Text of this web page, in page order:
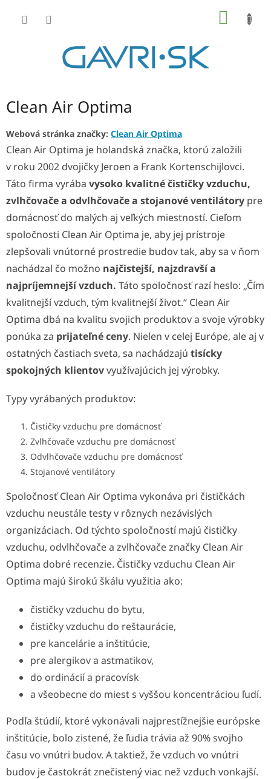
Clean Air Optima
Webová stránka značky: Clean Air Optima
Clean Air Optima je holandská značka, ktorú založili
v roku 2002 dvojičky Jeroen a Frank Kortenschijlovci.
Táto firma vyrába vysoko kvalitné čističky vzduchu,
zvlhčovače a odvlhčovače a stojanové ventilátory pre
domácnosť do malých aj veľkých miestností. Cieľom
spoločnosti Clean Air Optima je, aby jej prístroje
zlepšovali vnútorné prostredie budov tak, aby sa v ňom
nachádzal čo možno najčistejší, najzdravší a
najpríjemnejší vzduch. Táto spoločnosť razí heslo: „Čím
kvalitnejší vzduch, tým kvalitnejší život.“ Clean Air
Optima dbá na kvalitu svojich produktov a svoje výrobky
ponúka za prijateľné ceny. Nielen v celej Európe, ale aj v
ostatných častiach sveta, sa nachádzajú tisícky
spokojných klientovvyužívajúcich jej výrobky.
Typy vyrábaných produktov:
Čističky vzduchu pre domácnosť
Zvlhčovače vzduchu pre domácnosť
Odvlhčovače vzduchu pre domácnosť
Stojanové ventilátory
Spoločnosť Clean Air Optima vykonáva pri čističkách
vzduchu neustále testy v rôznych nezávislých
organizáciach. Od týchto spoločností majú čističky
vzduchu, odvlhčovače a zvlhčovače značky Clean Air
Optima dobré recenzie. Čističky vzduchu Clean Air
Optima majú širokú škálu využitia ako:
čističky vzduchu do bytu,
čističky vzduchu do reštaurácie,
pre kancelárie a inštitúcie,
pre alergikov a astmatikov,
do ordinácií a pracovísk
a všeobecne do miest s vyššou koncentráciou ľudí.
Podľa štúdií, ktoré vykonávali najprestížnejšie európske
inštitúcie, bolo zistené, že ľudia trávia až 90% svojho
času vo vnútri budov. A taktiež, že vzduch vo vnútri
budov je častokrát znečistený viac než vzduch vonkajší.